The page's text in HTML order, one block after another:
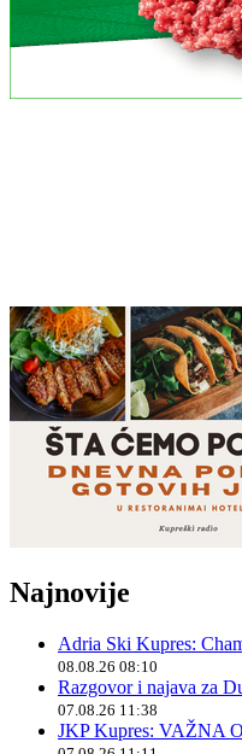
Najnovije
Adria Ski Kupres:
08.08.26 08:10
Razgovor i najava za
07.08.26 11:38
JKP Kupres: VAŽNA